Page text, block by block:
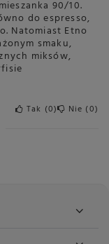
90/10.
do espresso,
Natomiast Etno
smaku,
miksów,
Tak 0 Nie 0